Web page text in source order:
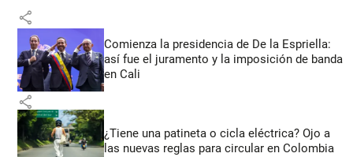
share
Comienza la presidencia de De la Espriella:
así fue el juramento y la imposición de banda
en Cali
share
¿Tiene una patineta o cicla eléctrica? Ojo a
las nuevas reglas para circular en Colombia